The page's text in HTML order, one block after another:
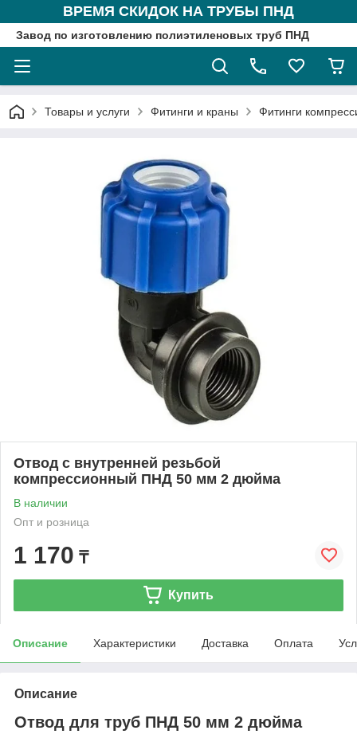
ВРЕМЯ СКИДОК НА ТРУБЫ ПНД
Завод по изготовлению полиэтиленовых труб ПНД
Товары и услуги Фитинги и краны Фитинги
Отвод с внутренней резьбой
компрессионный ПНД 50 мм 2 дюйма
В наличии
Опт и розница
1 170 ₸
Купить
Описание Характеристики Доставка Оплата
Описание
Отвод для труб ПНД 50 мм 2 дюйма